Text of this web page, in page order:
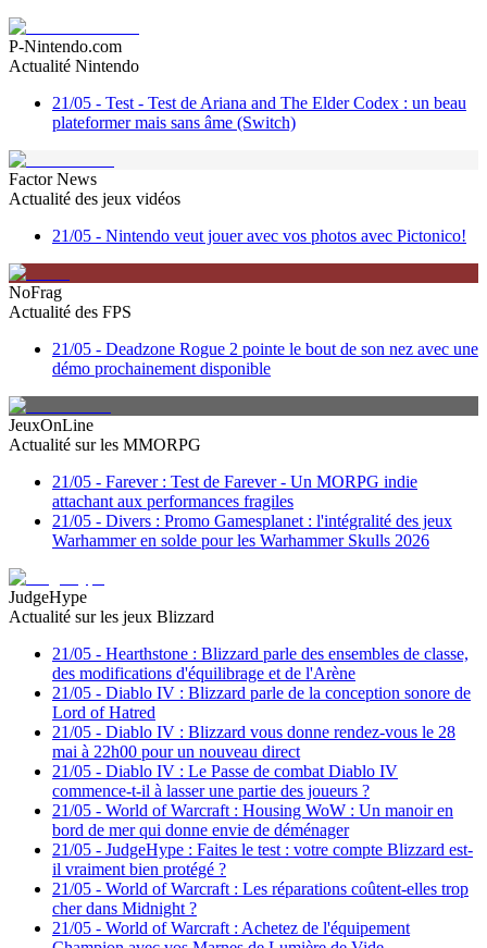
P-Nintendo.com
Actualité Nintendo
21/05 - Test - Test de Ariana and The Elder Codex : un beau
plateformer mais sans âme (Switch)
Factor News
Actualité des jeux vidéos
21/05 - Nintendo veut jouer avec vos photos avec Pictonico!
NoFrag
Actualité des FPS
21/05 - Deadzone Rogue 2 pointe le bout de son nez avec une
démo prochainement disponible
JeuxOnLine
Actualité sur les MMORPG
21/05 - Farever : Test de Farever - Un MORPG indie
attachant aux performances fragiles
21/05 - Divers : Promo Gamesplanet : l'intégralité des jeux
Warhammer en solde pour les Warhammer Skulls 2026
JudgeHype
Actualité sur les jeux Blizzard
21/05 - Hearthstone : Blizzard parle des ensembles de classe,
des modifications d'équilibrage et de l'Arène
21/05 - Diablo IV : Blizzard parle de la conception sonore de
Lord of Hatred
21/05 - Diablo IV : Blizzard vous donne rendez-vous le 28
mai à 22h00 pour un nouveau direct
21/05 - Diablo IV : Le Passe de combat Diablo IV
commence-t-il à lasser une partie des joueurs ?
21/05 - World of Warcraft : Housing WoW : Un manoir en
bord de mer qui donne envie de déménager
21/05 - JudgeHype : Faites le test : votre compte Blizzard est-
il vraiment bien protégé ?
21/05 - World of Warcraft : Les réparations coûtent-elles trop
cher dans Midnight ?
21/05 - World of Warcraft : Achetez de l'équipement